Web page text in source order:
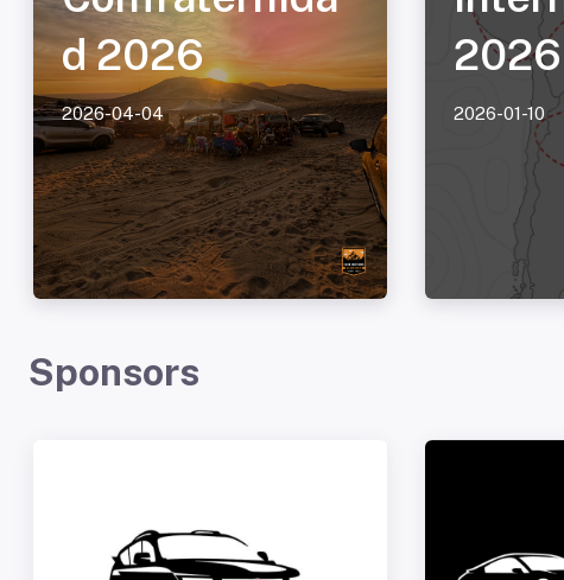
d 2026
2026-04-04
2026
2026-01-10
Sponsors